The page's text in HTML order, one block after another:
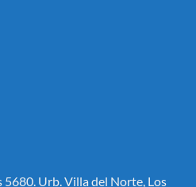
5680. Urb. Villa del Norte, Los